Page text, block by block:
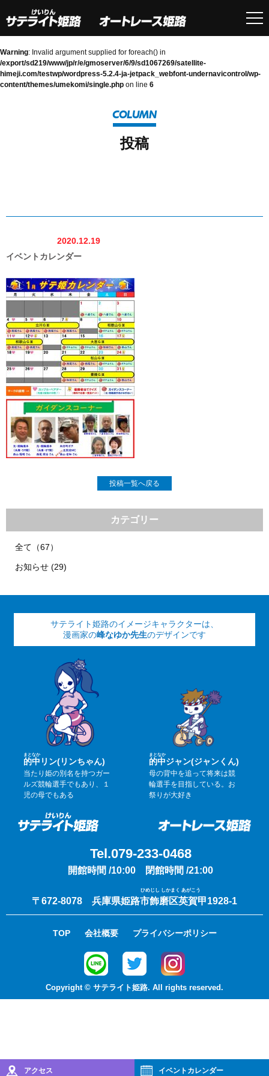
Warning: Invalid argument supplied for foreach() in
/export/sd219/www/jp/r/e/gmoserver/6/9/sd1067269/satellite-
himeji.com/testwp/wordpress-5.2.4-ja-jetpack_webfont-undernavicontrol/wp-
content/themes/umekomi/single.php on line 6
COLUMN
投稿
アクセス イベント カレンダー
2020.12.19
イベントカレンダー
投稿一覧へ戻る
カテゴリー
全て（67）
お知らせ (29)
サテライト姫路のイメージキャラクターは、
漫画家の峰なゆか先生のデザインです
的
まと
中
なか
リン(リンちゃん)
当たり姫の別名を持つガー
ルズ競輪選手でもあり、１
児の母でもある
的
まと
中
なか
ジャン(ジャンくん)
母の背中を追って将来は競
輪選手を目指している。お
祭りが大好き
Tel.079-233-0468
開館時間 /10:00 閉館時間 /21:00
ひめじし しかまく あがこう
〒672-8078 兵庫県姫路市飾磨区英賀甲1928-1
TOP 会社概要 プライバシーポリシー
Copyright © サテライト姫路. All rights reserved.